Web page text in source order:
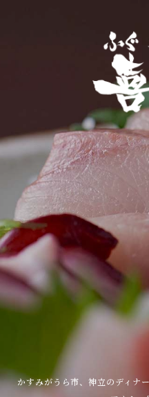
かすみがうら市、神立のディナ